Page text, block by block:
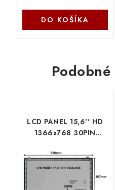
DO KOŠÍKA
LCD PANEL 15,6'' HD
1366x768 30PIN
NAHOŘE A DOLE
77046770 SIL